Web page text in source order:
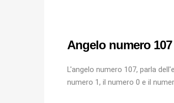
Angelo numero 107
L'angelo numero 107, parla
numero 1, il numero 0 e il